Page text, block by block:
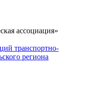
ассоциация»
транспортно-
региона